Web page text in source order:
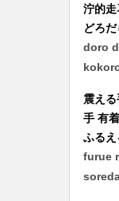
泞的
どろ
doro
震え
手 有
ふる
furue